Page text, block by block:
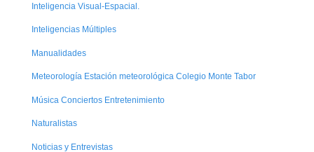
Inteligencia Visual-Espacial.
Inteligencias Múltiples
Manualidades
Meteorología Estación meteorológica Colegio Monte Tabor
Música Conciertos Entretenimiento
Naturalistas
Noticias y Entrevistas